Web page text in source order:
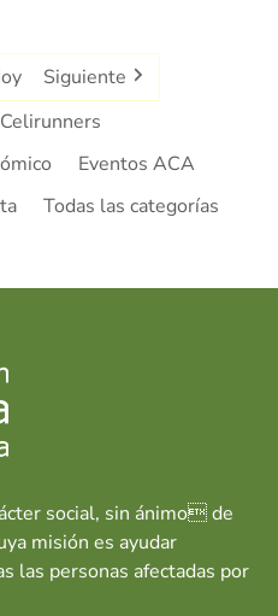
Siguiente
Celirunners
Eventos ACA
Todas las categorías
social, sin ánimo de
misión es ayudar
las personas afectadas por